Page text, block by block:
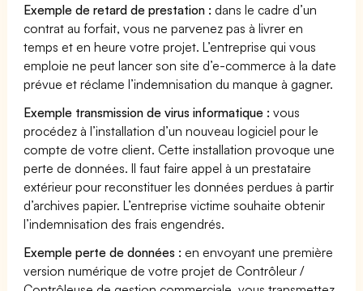
Exemple de retard de prestation : dans le cadre d’un
contrat au forfait, vous ne parvenez pas à livrer en
temps et en heure votre projet. L’entreprise qui vous
emploie ne peut lancer son site d’e-commerce à la date
prévue et réclame l’indemnisation du manque à gagner.
Exemple transmission de virus informatique : vous
procédez à l’installation d’un nouveau logiciel pour le
compte de votre client. Cette installation provoque une
perte de données. Il faut faire appel à un prestataire
extérieur pour reconstituer les données perdues à partir
d’archives papier. L’entreprise victime souhaite obtenir
l’indemnisation des frais engendrés.
Exemple perte de données : en envoyant une première
version numérique de votre projet de Contrôleur /